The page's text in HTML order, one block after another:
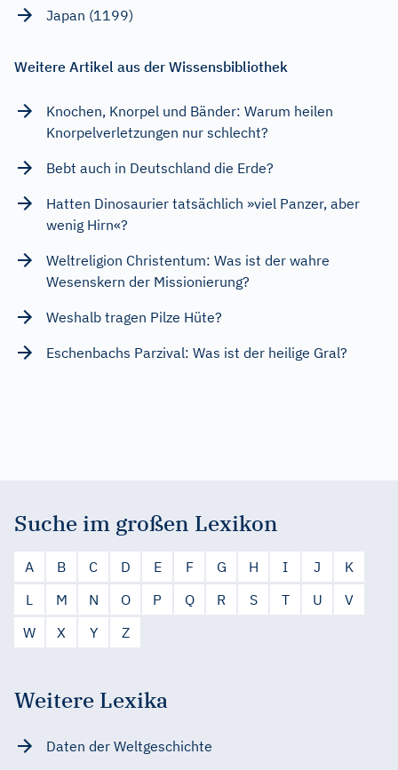
Japan (1199)
Weitere Artikel aus der Wissensbibliothek
Knochen, Knorpel und Bänder: Warum heilen
Knorpelverletzungen nur schlecht?
Bebt auch in Deutschland die Erde?
Hatten Dinosaurier tatsächlich »viel Panzer, aber
wenig Hirn«?
Weltreligion Christentum: Was ist der wahre
Wesenskern der Missionierung?
Weshalb tragen Pilze Hüte?
Eschenbachs Parzival: Was ist der heilige Gral?
Suche im großen Lexikon
A B C D E F G H I J
K
L
M N O P Q R S T U
V
W
X Y Z
Weitere Lexika
Daten der Weltgeschichte